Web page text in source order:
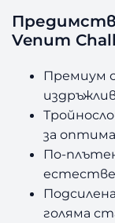
Venum
Премиум
за
По-
голяма